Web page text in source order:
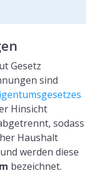
Gesetz
sind
Hinsicht
sodass
Haushalt
werden diese
bezeichnet.